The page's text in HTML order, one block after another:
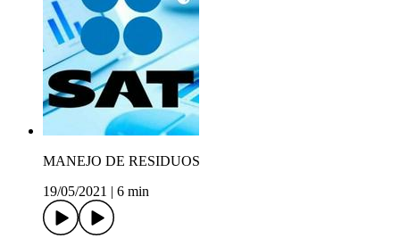
MANEJO DE RESIDUOS
19/05/2021
6 min